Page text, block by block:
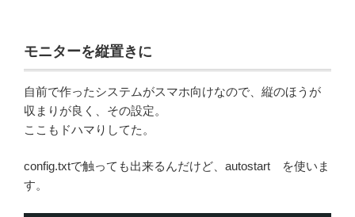
モニターを縦置きに
自前で作ったシステムがスマホ向けなので、縦のほうが
収まりが良く、その設定。
ここもドハマりしてた。
config.txtで触っても出来るんだけど、autostart を使いま
す。